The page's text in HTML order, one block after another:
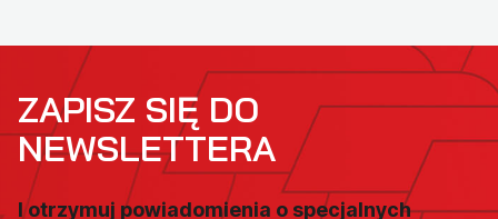
ZAPISZ SIĘ DO
NEWSLETTERA
I otrzymuj powiadomienia o specjalnych